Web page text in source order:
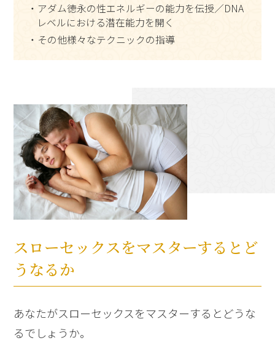
・アダム徳永の性エネルギーの能力を伝授／DNA
レベルにおける潜在能力を開く
・その他様々なテクニックの指導
スローセックスをマスターするとど
うなるか
あなたがスローセックスをマスターするとどうな
るでしょうか。